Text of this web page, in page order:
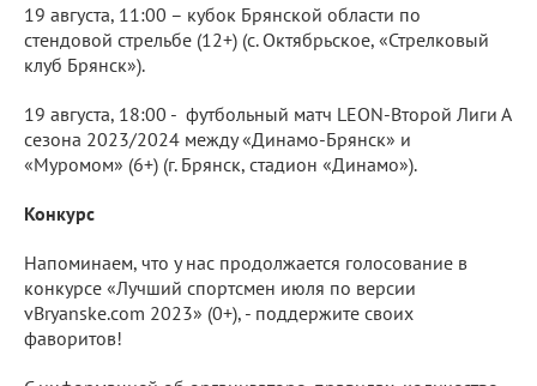
19 августа, 11:00 – кубок Брянской области по
стендовой стрельбе (12+) (с. Октябрьское, «Стрелковый
клуб Брянск»).
19 августа, 18:00 - футбольный матч LEON-Второй Лиги А
сезона 2023/2024 между «Динамо-Брянск» и
«Муромом» (6+) (г. Брянск, стадион «Динамо»).
Конкурс
Напоминаем, что у нас продолжается голосование в
конкурсе «Лучший спортсмен июля по версии
vBryanske.com 2023» (0+), - поддержите своих
фаворитов!